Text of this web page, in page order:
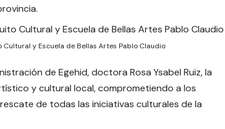
y Escuela de Bellas Artes Pablo Claudio
de Egehid, doctora Rosa Ysabel Ruiz, la
y cultural local, comprometiendo a los
de todas las iniciativas culturales de la